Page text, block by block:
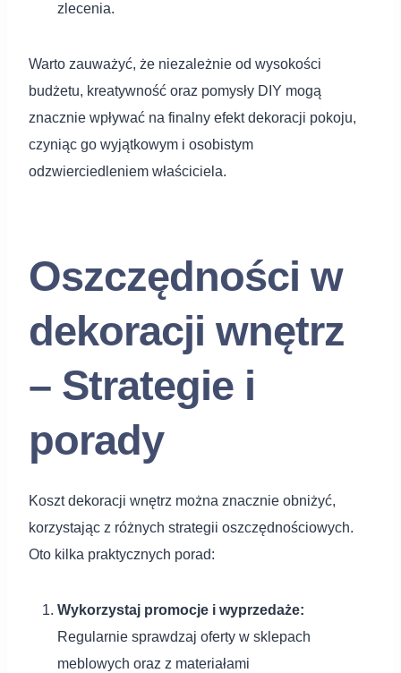
zlecenia.
Warto zauważyć, że niezależnie od wysokości
budżetu, kreatywność oraz pomysły DIY mogą
znacznie wpływać na finalny efekt dekoracji pokoju,
czyniąc go wyjątkowym i osobistym
odzwierciedleniem właściciela.
Oszczędności w
dekoracji wnętrz
– Strategie i
porady
Koszt dekoracji wnętrz można znacznie obniżyć,
korzystając z różnych strategii oszczędnościowych.
Oto kilka praktycznych porad:
Wykorzystaj promocje i wyprzedaże:
Regularnie sprawdzaj oferty w sklepach
meblowych oraz z materiałami